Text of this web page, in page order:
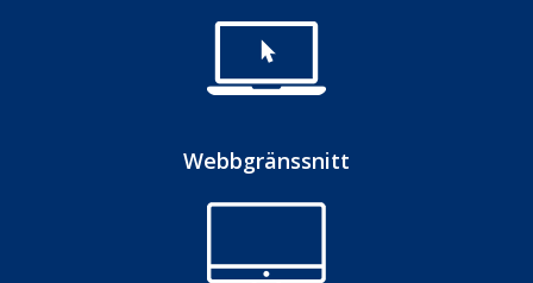
Webbgränssnitt